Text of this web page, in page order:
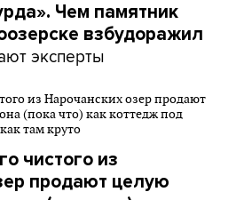
Чем памятник
взбудоражил
эксперты
чистого из
продают целую